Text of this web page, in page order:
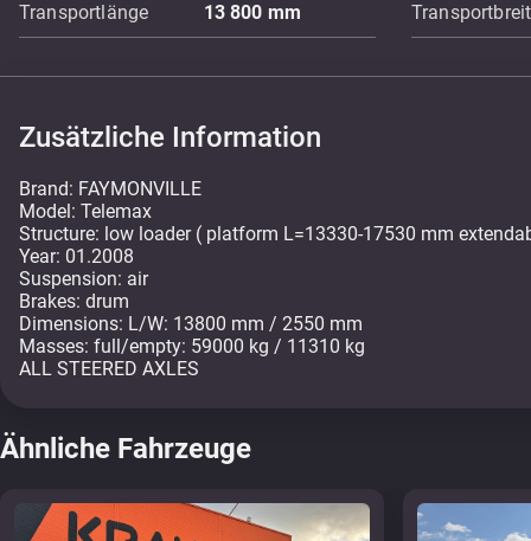
Transportlänge 13 800 mm
Zusätzliche Information
Brand: FAYMONVILLE
Model: Telemax
Structure: low loader ( platform L=13330-17530 mm
Year: 01.2008
Suspension: air
Brakes: drum
Dimensions: L/W: 13800 mm / 2550 mm
Masses: full/empty: 59000 kg / 11310 kg
ALL STEERED AXLES
Ähnliche Fahrzeuge